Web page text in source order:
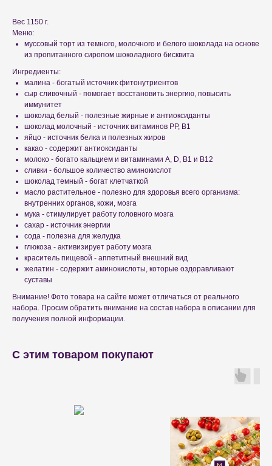
Вес 1150 г.
Меню:
муссовый торт из темного, молочного и белого шоколада на основе
из пропитанного сиропом шоколадного бисквита
Ингредиенты:
малина - богатый источник фитонутриентов
сыр сливочный - помогает восстановить энергию, повысить
иммунитет
шоколад белый - полезные жирные и антиоксиданты
шоколад молочный - источник витаминов PP, B1
яйцо - источник белка и полезных жиров
какао - содержит антиоксиданты
молоко - богато кальцием и витаминами A, D, B1 и B12
сливки - большое количество аминокислот
шоколад темный - богат клетчаткой
масло растительное - полезно для здоровья всего организма:
внутренних органов, кожи, мозга
мука - стимулирует работу головного мозга
сахар - источник энергии
сода - полезна для желудка
глюкоза - активизирует работу мозга
краситель пищевой - аппетитный внешний вид
желатин - содержит аминокислоты, которые оздоравливают
суставы
Внимание! Фото товара на сайте может отличаться от реального
набора. Просим обратить внимание на состав набора в описании для
получения полной информации.
С этим товаром покупают